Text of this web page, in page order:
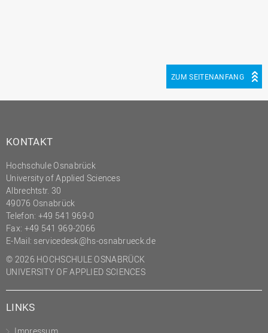
ZUM SEITENANFANG
KONTAKT
Hochschule Osnabrück
University of Applied Sciences
Albrechtstr. 30
49076 Osnabrück
Telefon: +49 541 969-0
Fax: +49 541 969-2066
E-Mail: servicedesk@hs-osnabrueck.de
© 2026 HOCHSCHULE OSNABRÜCK
UNIVERSITY OF APPLIED SCIENCES
LINKS